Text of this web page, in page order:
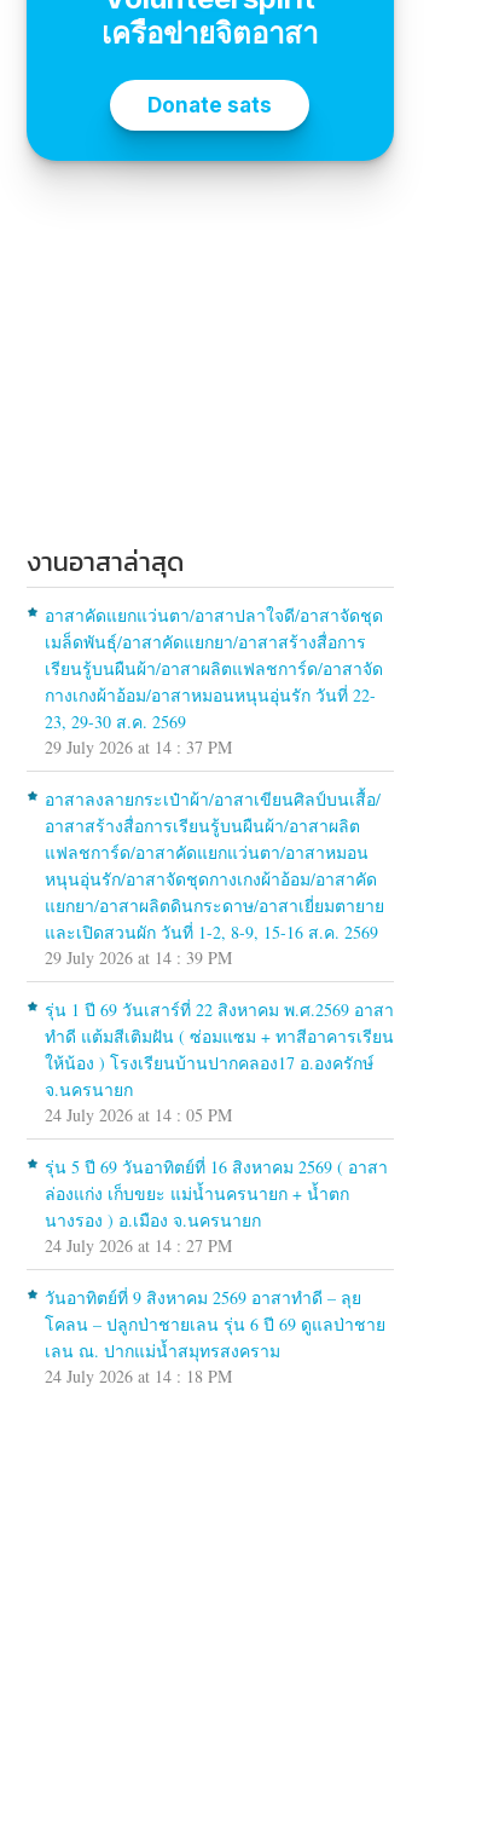
งานอาสาล่าสุด
อาสาคัดแยกแว่นตา/อาสาปลาใจดี/อาสาจัดชุด
เมล็ดพันธุ์/อาสาคัดแยกยา/อาสาสร้างสื่อการ
เรียนรู้บนผืนผ้า/อาสาผลิตแฟลชการ์ด/อาสาจัด
กางเกงผ้าอ้อม/อาสาหมอนหนุนอุ่นรัก วันที่ 22-
23, 29-30 ส.ค. 2569
29 July 2026 at 14 : 37 PM
อาสาลงลายกระเป๋าผ้า/อาสาเขียนศิลป์บนเสื้อ/
อาสาสร้างสื่อการเรียนรู้บนผืนผ้า/อาสาผลิต
แฟลชการ์ด/อาสาคัดแยกแว่นตา/อาสาหมอน
หนุนอุ่นรัก/อาสาจัดชุดกางเกงผ้าอ้อม/อาสาคัด
แยกยา/อาสาผลิตดินกระดาษ/อาสาเยี่ยมตายาย
และเปิดสวนผัก วันที่ 1-2, 8-9, 15-16 ส.ค. 2569
29 July 2026 at 14 : 39 PM
รุ่น 1 ปี 69 วันเสาร์ที่ 22 สิงหาคม พ.ศ.2569 อาสา
ทำดี แต้มสีเติมฝัน ( ซ่อมแซม + ทาสีอาคารเรียน
ให้น้อง ) โรงเรียนบ้านปากคลอง17 อ.องครักษ์
จ.นครนายก
24 July 2026 at 14 : 05 PM
รุ่น 5 ปี 69 วันอาทิตย์ที่ 16 สิงหาคม 2569 ( อาสา
ล่องแก่ง เก็บขยะ แม่น้ำนครนายก + น้ำตก
นางรอง ) อ.เมือง จ.นครนายก
24 July 2026 at 14 : 27 PM
วันอาทิตย์ที่ 9 สิงหาคม 2569 อาสาทำดี – ลุย
โคลน – ปลูกป่าชายเลน รุ่น 6 ปี 69 ดูแลป่าชาย
เลน ณ. ปากแม่น้ำสมุทรสงคราม
24 July 2026 at 14 : 18 PM